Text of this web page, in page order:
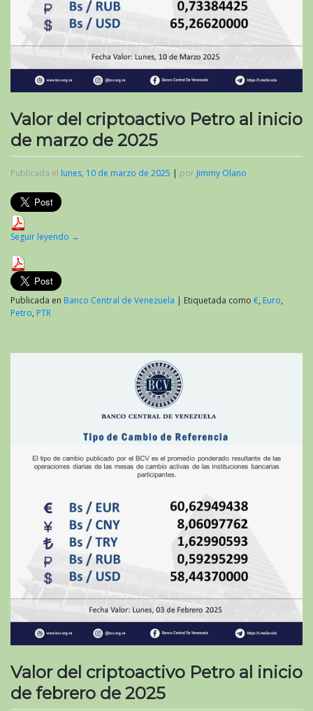
Valor del criptoactivo Petro al inicio
de marzo de 2025
Publicada el lunes, 10 de marzo de 2025 | por Jimmy Olano
Seguir leyendo →
Publicada en Banco Central de Venezuela | Etiquetada como €, Euro,
Petro, PTR
Valor del criptoactivo Petro al inicio
de febrero de 2025